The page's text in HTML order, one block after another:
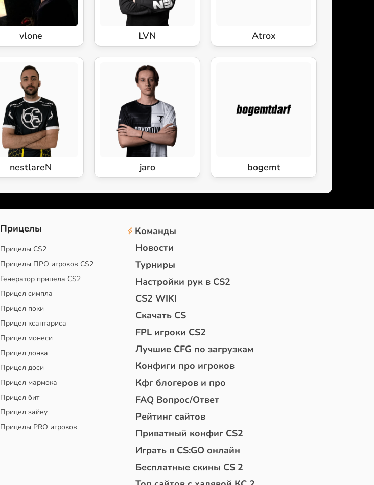
vlone LVN Atrox
nestlareN jaro bogemt
Прицелы
Прицелы CS2
Прицелы ПРО игроков CS2
Генератор прицела CS2
Прицел симпла
Прицел поки
Прицел ксантариса
Прицел монеси
Прицел донка
Прицел доси
Прицел мармока
Прицел бит
Прицел зайву
Прицелы PRO игроков
Команды
Новости
Турниры
Настройки рук в CS2
CS2 WIKI
Скачать CS
FPL игроки CS2
Лучшие CFG по загрузкам
Конфиги про игроков
Кфг блогеров и про
FAQ Вопрос/Ответ
Рейтинг сайтов
Приватный конфиг CS2
Играть в CS:GO онлайн
Бесплатные скины CS 2